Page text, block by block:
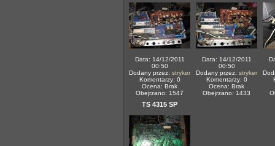
Data: 14/12/2011
00:50
Dodany przez: stryker
Komentarzy: 0
Ocena: Brak
Obejrzano: 1547
Data: 14/12/2011
00:50
Dodany przez: stryker
Komentarzy: 0
Ocena: Brak
Obejrzano: 1433
TS 4315 SP